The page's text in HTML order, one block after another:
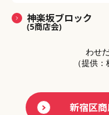
神楽坂ブロック
(5商店会)
わせ
（提供
新宿区